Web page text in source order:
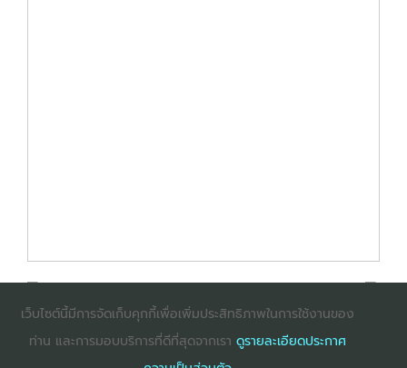
: InternetExplorer เวอร์ชั่น 10 ขึ้นไป
เว็บไซต์นี้มีการจัดเก็บคุกกี้เพื่อเพิ่มประสิทธิภาพในการใช้งานของ
ท่าน และการมอบบริการที่ดีที่สุดจากเรา ดูรายละเอียดประกาศ